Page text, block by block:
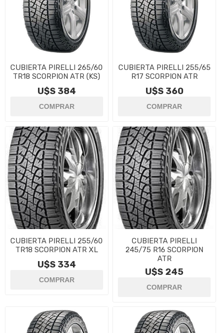
CUBIERTA PIRELLI 265/60
TR18 SCORPION ATR (KS)
U$S 384
CUBIERTA PIRELLI 255/65
R17 SCORPION ATR
U$S 360
CUBIERTA PIRELLI 255/60
TR18 SCORPION ATR XL
U$S 334
CUBIERTA PIRELLI
245/75 R16 SCORPION
ATR
U$S 245